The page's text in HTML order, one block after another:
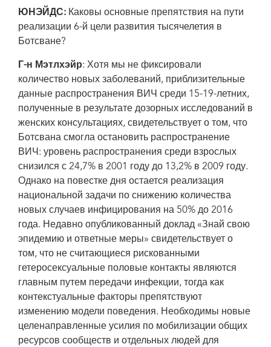
ЮНЭЙДС: Каковы основные препятствия на пути
реализации 6-й цели развития тысячелетия в
Ботсване?
Г-н Мэтлхэйр: Хотя мы не фиксировали
количество новых заболеваний, приблизительные
данные распространения ВИЧ среди 15-19-летних,
полученные в результате дозорных исследований в
женских консультациях, свидетельствует о том, что
Ботсвана смогла остановить распространение
ВИЧ: уровень распространения среди взрослых
снизился с 24,7% в 2001 году до 13,2% в 2009 году.
Однако на повестке дня остается реализация
национальной задачи по снижению количества
новых случаев инфицирования на 50% до 2016
года. Недавно опубликованный доклад «Знай свою
эпидемию и ответные меры» свидетельствует о
том, что не считающиеся рискованными
гетеросексуальные половые контакты являются
главным путем передачи инфекции, тогда как
контекстуальные факторы препятствуют
изменению модели поведения. Необходимы новые
целенаправленные усилия по мобилизации общих
ресурсов сообществ и отдельных людей для